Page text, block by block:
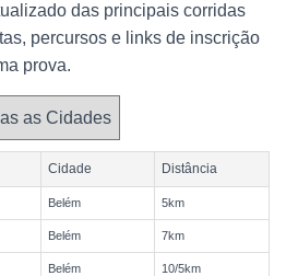
Ã
das principais corridas
percursos e links de inscrição
prova.
Cidade Distância
Belém 5km
Belém 7km
Belém 10/5km